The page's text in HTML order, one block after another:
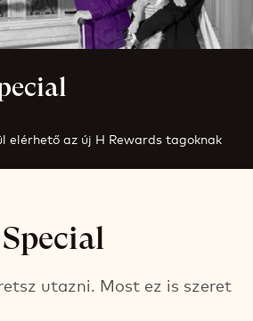
elérhető az új H Rewards tagoknak
utazni. Most ez is szeret